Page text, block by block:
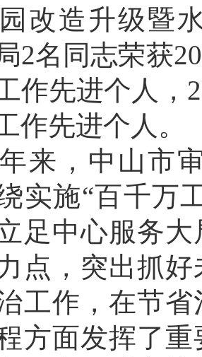
改造升级暨
2名同志荣获
作先进个人，
作先进个人。
，中山市审
实施“百千万
足中心服务
点，突出抓
工作，在节
方面发挥了